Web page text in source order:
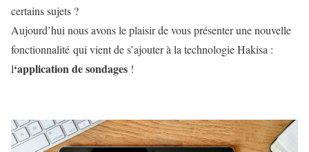
certains sujets ?
Aujourd’hui nous avons le plaisir de vous présenter une nouvelle
fonctionnalité qui vient de s’ajouter à la technologie Hakisa :
l‘application de sondages !